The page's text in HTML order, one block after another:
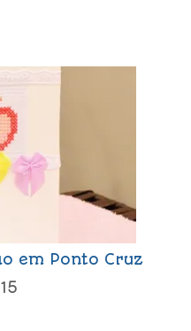
em Ponto Cruz